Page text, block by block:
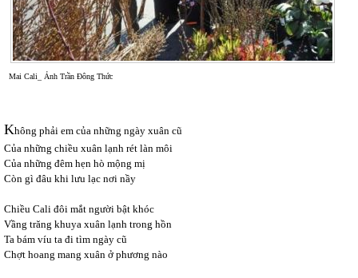
Mai Cali_ Ảnh Trần Đông Thức
Không phải em của những ngày xuân cũ
Của những chiều xuân lạnh rét làn môi
Của những đêm hẹn hò mộng mị
Còn gì đâu khi lưu lạc nơi nầy
Chiều Cali đôi mắt người bật khóc
Vầng trăng khuya xuân lạnh trong hồn
Ta bám víu ta đi tìm ngày cũ
Chợt hoang mang xuân ở phương nào